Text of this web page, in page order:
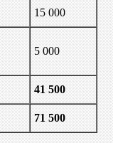
15 000
5 000
41 500
71 500